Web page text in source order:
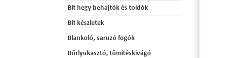
Bit hegy behajtók és toldók
Bit készletek
Blankoló, saruzó fogók
Bőrlyukasztó, tömítéskivágó